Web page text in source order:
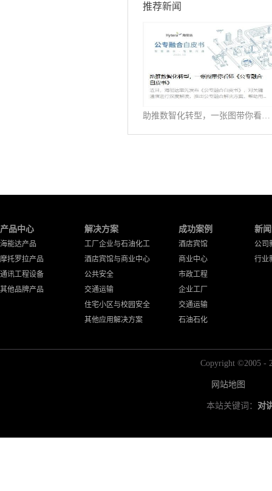
推荐新闻
产品中心
海能达产品
摩托罗拉产品
通讯工程设备
其他品牌产品
解决方案
工厂企业与石油化工
酒店宾馆与商业中心
公共安全
交通运输
住宅小区与校园安全
其他应用解决方案
成功案例
酒店宾馆
商业中心
市政工程
企业工厂
交通运输
石油石化
新
公司
行业
Copyright ©2005 -
网站地图
本站关键词： 对